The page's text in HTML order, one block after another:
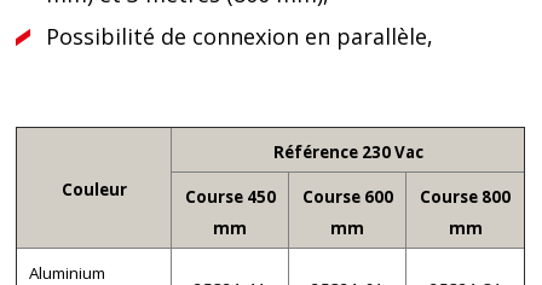
Possibilité de connexion en parallèle,
Couleur
Référence 230 Vac
Course 450
mm
Course 600
mm
Course 800
mm
Aluminium